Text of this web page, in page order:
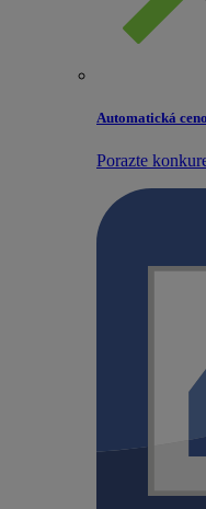
Automatická
Porazte